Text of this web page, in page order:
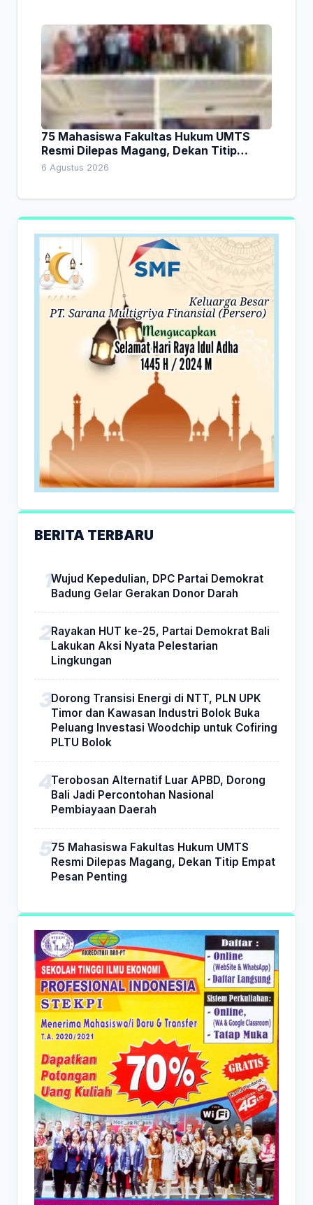
75 Mahasiswa Fakultas Hukum UMTS
Resmi Dilepas Magang, Dekan Titip
Empat Pesan Penting
6 Agustus 2026
BERITA TERBARU
Wujud Kepedulian, DPC Partai Demokrat
Badung Gelar Gerakan Donor Darah
Rayakan HUT ke-25, Partai Demokrat Bali
Lakukan Aksi Nyata Pelestarian
Lingkungan
Dorong Transisi Energi di NTT, PLN UPK
Timor dan Kawasan Industri Bolok Buka
Peluang Investasi Woodchip untuk Cofiring
PLTU Bolok
Terobosan Alternatif Luar APBD, Dorong
Bali Jadi Percontohan Nasional
Pembiayaan Daerah
75 Mahasiswa Fakultas Hukum UMTS
Resmi Dilepas Magang, Dekan Titip Empat
Pesan Penting